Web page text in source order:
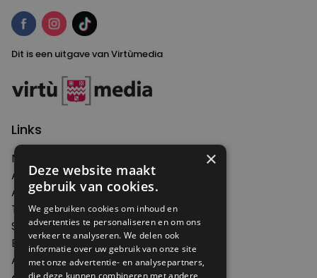
Dit is een uitgave van Virtùmedia
Links
Nieuws
Artikelen
Agenda
Thema's
Shop
Edities
Abonneren
×
Deze website maakt
gebruik van cookies.
We gebruiken cookies om inhoud en
advertenties te personaliseren en om ons
verkeer te analyseren. We delen ook
informatie over uw gebruik van onze site
met onze advertentie- en analysepartners,
die deze kunnen combineren met andere